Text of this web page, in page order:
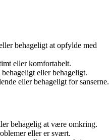
behageligt at opfylde med
eller komfortabelt.
eller behageligt.
eller behageligt for sanserne.
behagelig at være omkring.
eller er svært.